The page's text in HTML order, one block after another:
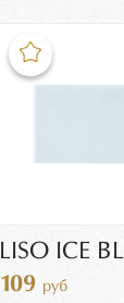
LISO ICE
109 руб